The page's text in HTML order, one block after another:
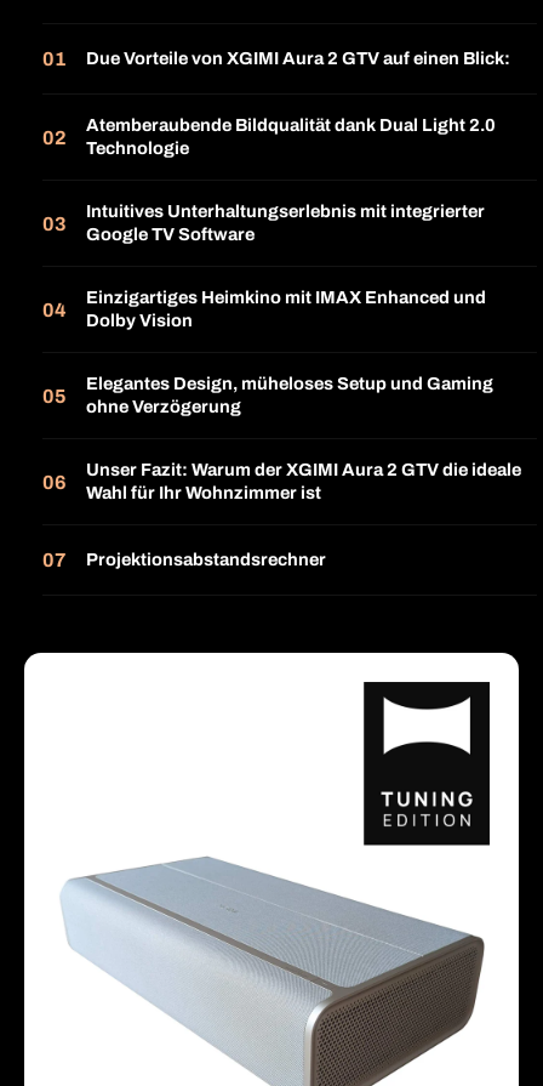
Due Vorteile von XGIMI Aura 2 GTV auf einen Blick:
Atemberaubende Bildqualität dank Dual Light 2.0
Technologie
Intuitives Unterhaltungserlebnis mit integrierter
Google TV Software
Einzigartiges Heimkino mit IMAX Enhanced und
Dolby Vision
Elegantes Design, müheloses Setup und Gaming
ohne Verzögerung
Unser Fazit: Warum der XGIMI Aura 2 GTV die ideale
Wahl für Ihr Wohnzimmer ist
Projektionsabstandsrechner